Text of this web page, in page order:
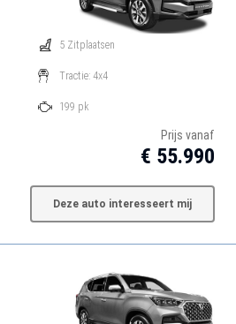
5 Zitplaatsen
Tractie: 4x4
199 pk
Prijs vanaf
€ 55.990
Deze auto interesseert mij